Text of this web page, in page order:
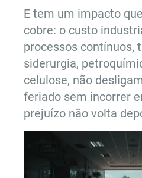
E tem um impacto
cobre: o custo
processos contínuos,
siderurgia,
celulose, não
feriado sem incorrer
prejuízo não volta